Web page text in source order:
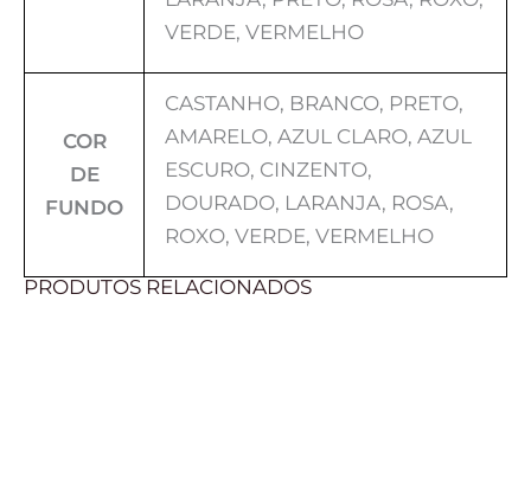
VERDE, VERMELHO
COR
DE
FUNDO
CASTANHO, BRANCO, PRETO,
AMARELO, AZUL CLARO, AZUL
ESCURO, CINZENTO,
DOURADO, LARANJA, ROSA,
ROXO, VERDE, VERMELHO
PRODUTOS RELACIONADOS